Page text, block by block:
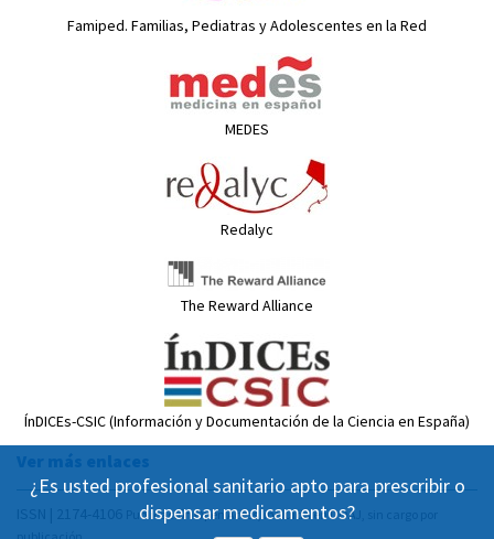
Famiped. Familias, Pediatras y Adolescentes en la Red
MEDES
Redalyc
The Reward Alliance
ÍnDICEs-CSIC (Información y Documentación de la Ciencia en España)
Ver más enlaces
¿Es usted profesional sanitario apto para prescribir o
dispensar medicamentos?
Publicación Open Acess, incluida en DOAJ, sin cargo por